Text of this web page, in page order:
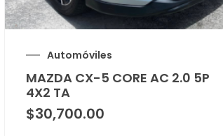
Automóviles
MAZDA CX-5 CORE AC 2.0 5P
4X2 TA
$30,700.00